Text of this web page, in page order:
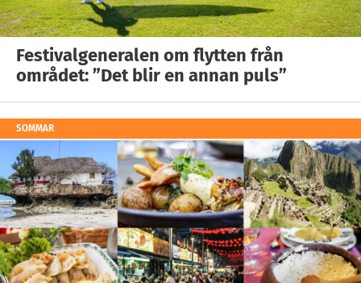
Festivalgeneralen om flytten från
området: ”Det blir en annan puls”
SOMMAR